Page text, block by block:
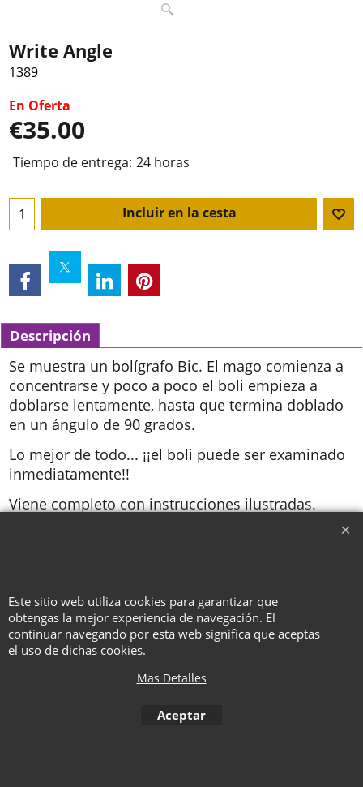
Write Angle
1389
En Oferta
€35.00
Tiempo de entrega: 24 horas
Incluir en la cesta
Descripción
Se muestra un bolígrafo Bic. El mago comienza a
concentrarse y poco a poco el boli empieza a
doblarse lentamente, hasta que termina doblado
en un ángulo de 90 grados.
Lo mejor de todo... ¡¡el boli puede ser examinado
inmediatamente!!
Viene completo con instrucciones ilustradas.
Este sitio web utiliza cookies para garantizar que
obtengas la mejor experiencia de navegación. El
continuar navegando por esta web significa que aceptas
el uso de dichas cookies.
Mas Detalles
Aceptar